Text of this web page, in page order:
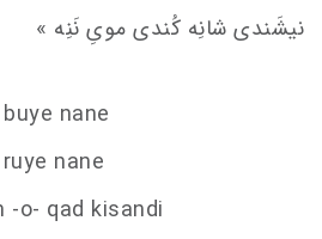
نیشَندی شانِه
buye nane
nane
-o- qad kisandi